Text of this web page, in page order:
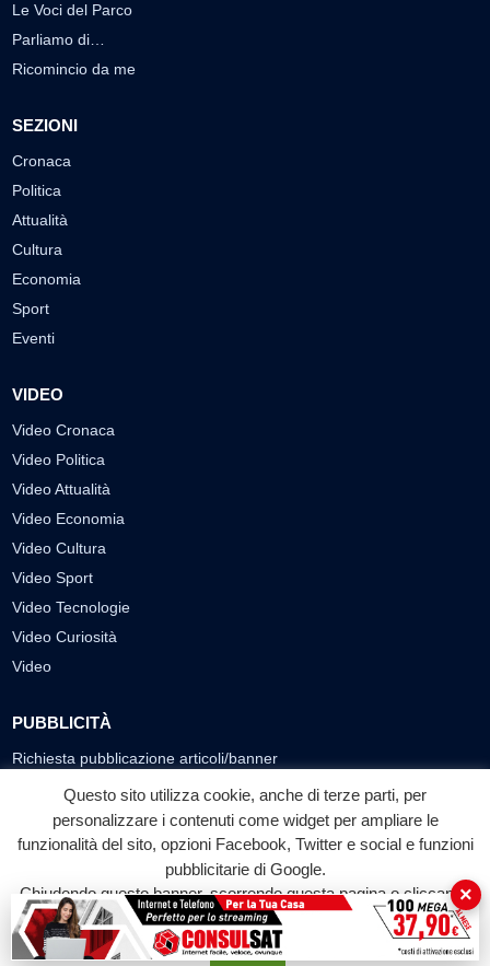
Le Voci del Parco
Parliamo di…
Ricomincio da me
SEZIONI
Cronaca
Politica
Attualità
Cultura
Economia
Sport
Eventi
VIDEO
Video Cronaca
Video Politica
Video Attualità
Video Economia
Video Cultura
Video Sport
Video Tecnologie
Video Curiosità
Video
PUBBLICITÀ
Richiesta pubblicazione articoli/banner
SEGUICI SUI SOCIAL
f
Facebook
◎ ▶
YouTube
© 2026 LABTV - Tutti i diritti riservati
Questo sito utilizza cookie, anche di terze parti, per
personalizzare i contenuti come widget per ampliare le
funzionalità del sito, opzioni Facebook, Twitter e social e funzioni
pubblicitarie di Google.
Chiudendo questo banner, scorrendo questa pagina o cliccando
su qualunque suo elemento acconsenti all'uso dei cookie.
Accetta
×